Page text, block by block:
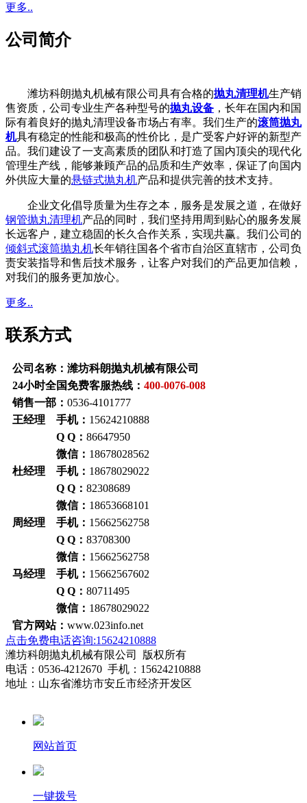
更多..
公司简介
潍坊科朗抛丸机械有限公司具有合格的抛丸清理机生产销
售资质，公司专业生产各种型号的抛丸设备 ，长年在国内和国
际有着良好的抛丸清理设备市场占有率。我们生产的滚筒抛丸
机具有稳定的性能和极高的性价比，是广受客户好评的新型产
品。我们建设了一支高素质的团队和打造了国内顶尖的现代化
管理生产线，能够兼顾产品的品质和生产效率，保证了向国内
外供应大量的悬链式抛丸机产品和提供完善的技术支持。
企业文化倡导质量为生存之本，服务是发展之道，在做好
钢管抛丸清理机产品的同时，我们坚持用周到贴心的服务发展
长远客户，建立稳固的长久合作关系，实现共赢。我们公司的
倾斜式滚筒抛丸机长年销往国各个省市自治区直辖市，公司负
责安装指导和售后技术服务，让客户对我们的产品更加信赖，
对我们的服务更加放心。
更多..
联系方式
公司名称：潍坊科朗抛丸机械有限公司
24小时全国免费客服热线： 400-0076-008
销售一部： 0536-4101777
王经理 手机： 15624210888
Q Q： 86647950
微信： 18678028562
杜经理 手机： 18678029022
Q Q： 82308689
微信： 18653668101
周经理 手机： 15662562758
Q Q： 83708300
微信： 15662562758
马经理 手机： 15662567602
Q Q： 80711495
微信： 18678029022
官方网站： www.023info.net
点击免费电话咨询:15624210888
潍坊科朗抛丸机械有限公司 版权所有
电话：0536-4212670 手机：15624210888
地址：山东省潍坊市安丘市经济开发区
网站首页
一键拨号